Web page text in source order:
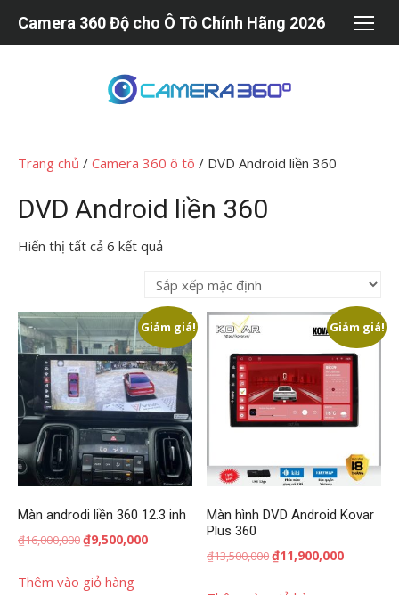
Camera 360 Độ cho Ô Tô Chính Hãng 2026
Trang chủ / Camera 360 ô tô / DVD Android liền 360
DVD Android liền 360
Hiển thị tất cả 6 kết quả
Giảm giá!
Màn androdi liền 360 12.3 inh
₫16,000,000Giá
là:
₫9,500,000Giá
Thêm vào giỏ hàng
Giảm giá!
Màn hình DVD Android Kovar
Plus 360
₫13,500,000Giá
₫11,900,000Giá